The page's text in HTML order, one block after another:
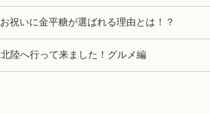
お祝いに金平糖が選ばれる理由とは！？
北陸へ行って来ました！グルメ編